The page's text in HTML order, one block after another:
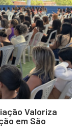
Valoriza
em São